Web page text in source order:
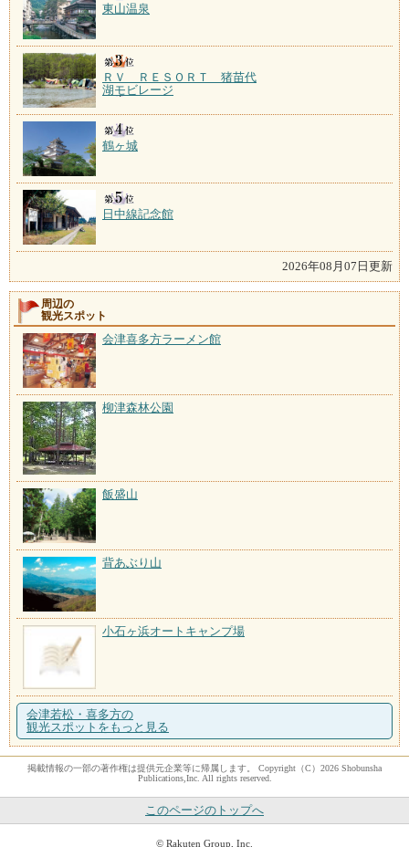
東山温泉
ＲＶ ＲＥＳＯＲＴ 猪苗代
湖モビレージ
鶴ヶ城
日中線記念館
2026年08月07日更新
周辺の
観光スポット
会津喜多方ラーメン館
柳津森林公園
飯盛山
背あぶり山
小石ヶ浜オートキャンプ場
会津若松・喜多方の
観光スポットをもっと見る
掲載情報の一部の著作権は提供元企業等に帰属します。 Copyright（C）2026 Shobunsha
Publications,Inc. All rights reserved.
このページのトップへ
© Rakuten Group, Inc.